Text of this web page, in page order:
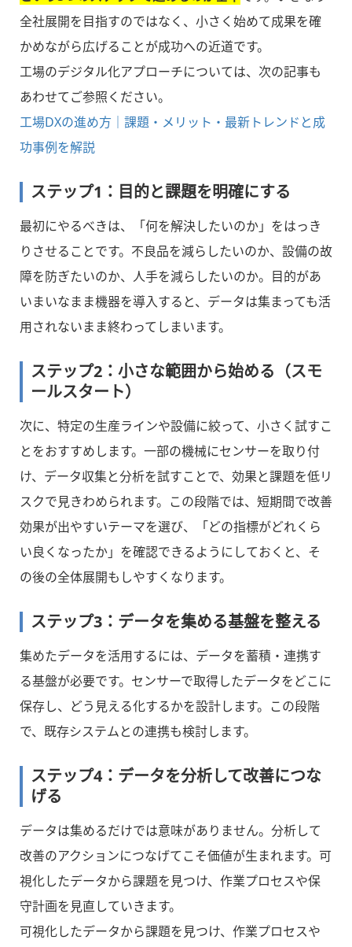
全社展開を目指すのではなく、小さく始めて成果を確
かめながら広げることが成功への近道です。
工場のデジタル化アプローチについては、次の記事も
あわせてご参照ください。
工場DXの進め方｜課題・メリット・最新トレンドと成
功事例を解説
ステップ1：目的と課題を明確にする
最初にやるべきは、「何を解決したいのか」をはっき
りさせることです。不良品を減らしたいのか、設備の故
障を防ぎたいのか、人手を減らしたいのか。目的があ
いまいなまま機器を導入すると、データは集まっても活
用されないまま終わってしまいます。
ステップ2：小さな範囲から始める（スモ
ールスタート）
次に、特定の生産ラインや設備に絞って、小さく試すこ
とをおすすめします。一部の機械にセンサーを取り付
け、データ収集と分析を試すことで、効果と課題を低リ
スクで見きわめられます。この段階では、短期間で改善
効果が出やすいテーマを選び、「どの指標がどれくら
い良くなったか」を確認できるようにしておくと、そ
の後の全体展開もしやすくなります。
ステップ3：データを集める基盤を整える
集めたデータを活用するには、データを蓄積・連携す
る基盤が必要です。センサーで取得したデータをどこに
保存し、どう見える化するかを設計します。この段階
で、既存システムとの連携も検討します。
ステップ4：データを分析して改善につな
げる
データは集めるだけでは意味がありません。分析して
改善のアクションにつなげてこそ価値が生まれます。可
視化したデータから課題を見つけ、作業プロセスや保
守計画を見直していきます。
可視化したデータから課題を見つけ、作業プロセスや